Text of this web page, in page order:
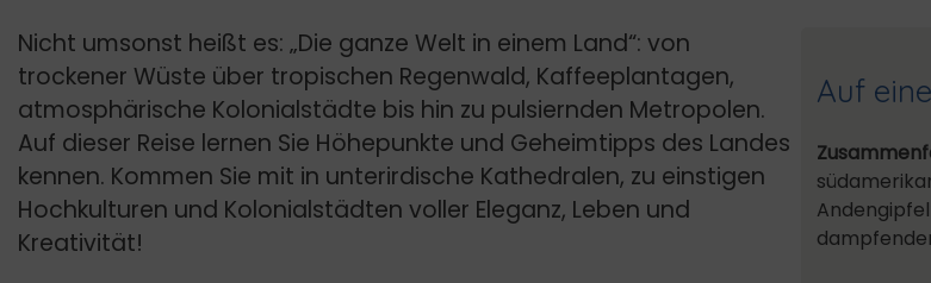
Nicht umsonst heißt es: „Die ganze Welt in einem Land“: von
trockener Wüste über tropischen Regenwald, Kaffeeplantagen,
atmosphärische Kolonialstädte bis hin zu pulsiernden Metropolen.
Auf dieser Reise lernen Sie Höhepunkte und Geheimtipps des Landes
kennen. Kommen Sie mit in unterirdische Kathedralen, zu einstigen
Hochkulturen und Kolonialstädten voller Eleganz, Leben und
Kreativität!
Auf